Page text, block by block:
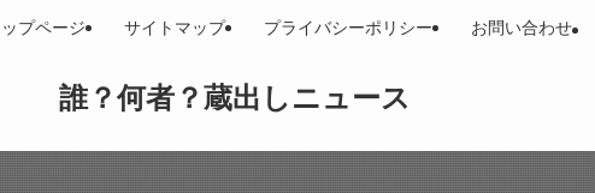
誰？何者？蔵出しニュース
ップページ サイトマップ プライバシーポリシー お問い合わせ